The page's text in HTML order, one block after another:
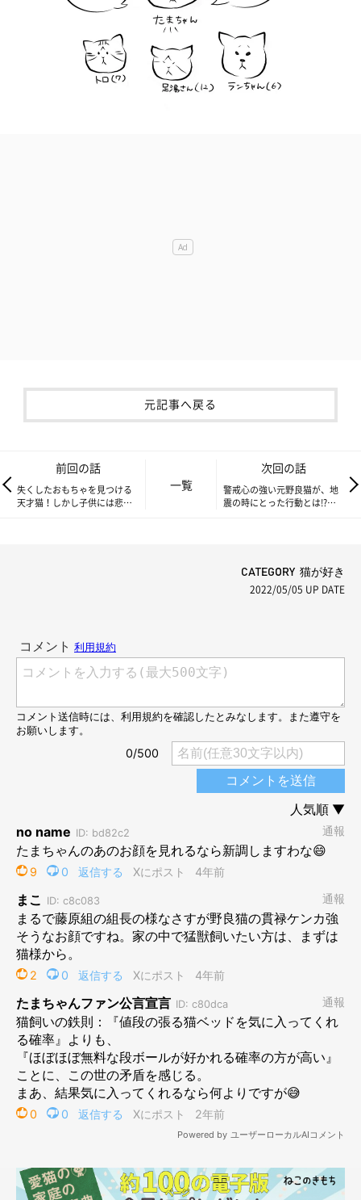
元記事へ戻る
前回の話
失くしたおもちゃを見つける
天才猫！しかし子供には悲し
一覧
次回の話
警戒心の強い元野良猫が、地
震の時にとった行動とは!?
CATEGORY 猫が好き
2022/05/05 UP DATE